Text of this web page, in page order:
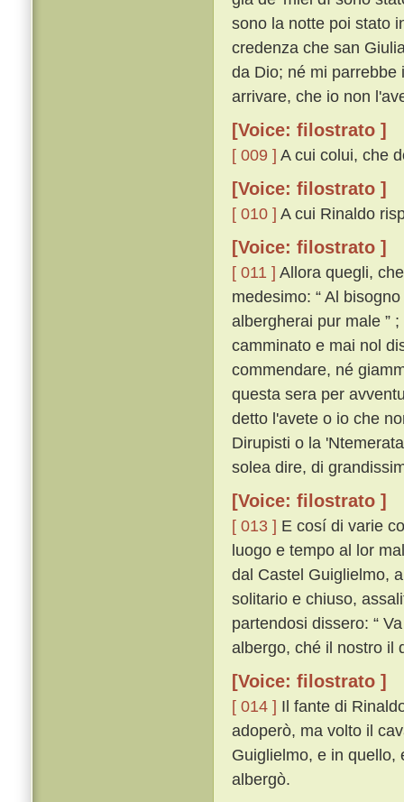
sono la notte poi stato
credenza che san
da Dio; né mi
arrivare, che io non
[Voice: filostrato ]
[ 009 ] A cui colui, che
[Voice: filostrato ]
[ 010 ] A cui Rinaldo
[Voice: filostrato ]
[ 011 ] Allora quegli,
medesimo: “ Al
albergherai pur male ” ;
camminato e mai nol
commendare, né
questa sera per
detto l'avete o io che
Dirupisti o la
solea dire, di
[Voice: filostrato ]
[ 013 ] E cosí di varie
luogo e tempo al lor
dal Castel Guiglielmo,
solitario e chiuso,
partendosi dissero: “
albergo, ché il nostro il
[Voice: filostrato ]
[ 014 ] Il fante di
adoperò, ma volto il
Guiglielmo, e in quello,
albergò.